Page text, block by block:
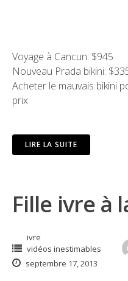
Voyage à Cancun: $945
Nouveau Prada bikini:
Acheter le mauvais bikini
prix
LIRE LA SUITE
Fille ivre à
ivre
vidéos inestimables
septembre 17, 2013